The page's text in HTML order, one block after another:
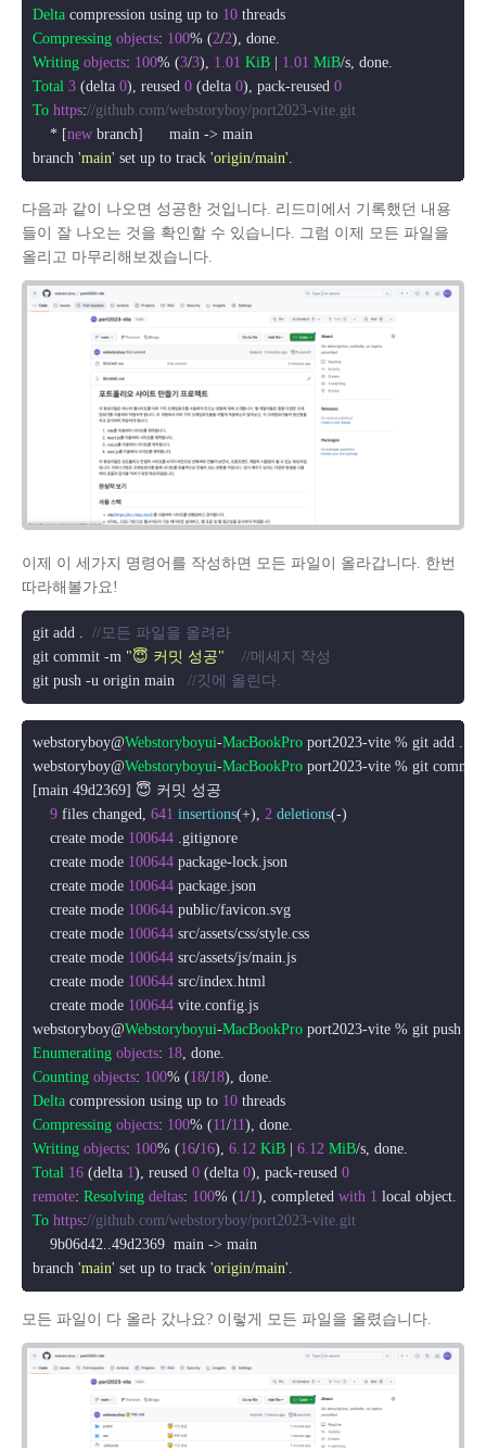
Delta compression using up to 10
Compressing objects: 100% (2/2
Writing objects: 100% (3/3), 1.01 KiB | 1.01 MiB
Total 3 (delta 0), reused 0 (delta 0), pack-reused 0
To https://github.com/webstoryboy/port2023-vite.git
    * [
new branch]      main -> main
branch 'main' set up to track 'origin/main'
다음과 같이 나오면 성공한 것입니다. 리드미에서 기록했던 내용
들이 잘 나오는 것을 확인할 수 있습니다. 그럼 이제 모든 파일을
올리고 마무리해보겠습니다.
이제 이 세가지 명령어를 작성하면 모든 파일이 올라갑니다. 한번
따라해볼가요!
git add . //모든 파일을 올려라
git commit -m "😇 커밋 성공"
//메세지 작성
git push -u origin main //깃에 올린다.
webstoryboy@Webstoryboyui-MacBookPro port2023-vite % git add .
webstoryboy@Webstoryboyui-MacBookPro port2023-vite % git
[main 49d2369] 😇 커밋 성공
9 files changed, 641 insertions(+), 2 deletions(-)
    create mode
100644 .gitignore
    create mode
100644 package-lock.json
    create mode
100644 package.json
    create mode
100644 public/favicon.svg
    create mode
100644 src/assets/css/style.css
    create mode
100644 src/assets/js/main.js
    create mode
100644 src/index.html
    create mode
100644 vite.config.js
webstoryboy@Webstoryboyui-MacBookPro
Enumerating objects: 18
Counting objects: 100% (18/18
Delta compression using up to 10
Compressing objects: 100% (11/11
Writing objects: 100% (16/16), 6.12 KiB 6.12 MiB
Total 16 (delta 1), reused 0 (delta 0), pack-reused 0
remote: Resolving deltas: 100% (1/1), completed with 1
To https://github.com/webstoryboy/port2023-vite.git
    9b06d42..49d2369  main -> main
branch 'main' set up to track 'origin/main'
모든 파일이 다 올라 갔나요? 이렇게 모든 파일을 올렸습니다.